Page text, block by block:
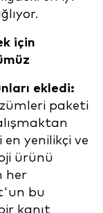
için
ekledi:
paketi
yenilikçi ve
ürünü
her
bu
kanıt